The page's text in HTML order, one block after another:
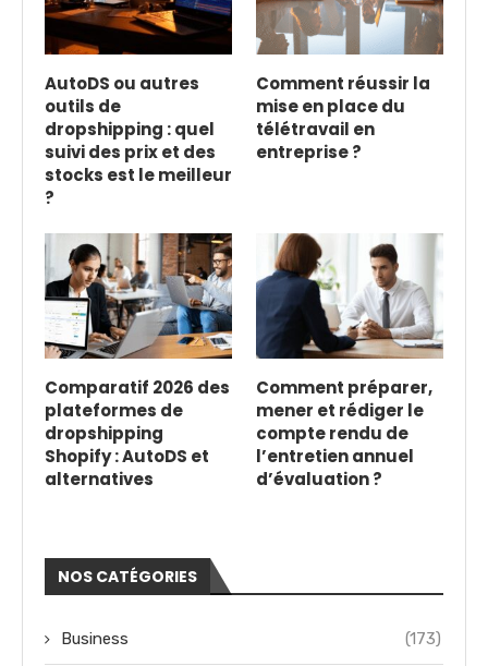
AutoDS ou autres
outils de
dropshipping : quel
suivi des prix et des
stocks est le meilleur
?
Comment réussir la
mise en place du
télétravail en
entreprise ?
Comparatif 2026 des
plateformes de
dropshipping
Shopify : AutoDS et
alternatives
Comment préparer,
mener et rédiger le
compte rendu de
l’entretien annuel
d’évaluation ?
NOS CATÉGORIES
Business (173)